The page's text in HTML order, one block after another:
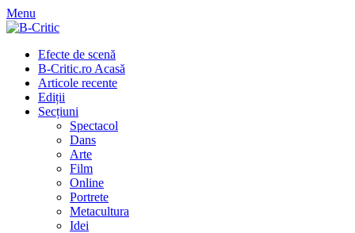
Skip
to
Menu
Primary
Menu
Efecte de scenă
B-Critic.ro Acasă
Articole recente
Ediții
Secțiuni
Spectacol
Dans
Arte
Film
Online
Portrete
Metacultura
Idei